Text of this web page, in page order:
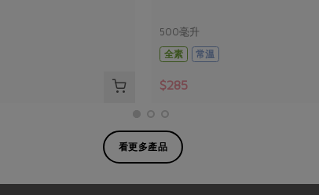
500毫升
全素
常溫
$285
看更多產品